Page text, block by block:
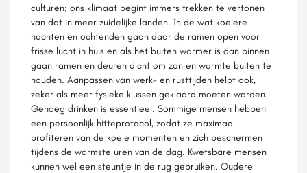
culturen; ons klimaat begint immers trekken te vertonen
van dat in meer zuidelijke landen. In de wat koelere
nachten en ochtenden gaan daar de ramen open voor
frisse lucht in huis en als het buiten warmer is dan binnen
gaan ramen en deuren dicht om zon en warmte buiten te
houden. Aanpassen van werk- en rusttijden helpt ook,
zeker als meer fysieke klussen geklaard moeten worden.
Genoeg drinken is essentieel. Sommige mensen hebben
een persoonlijk hitteprotocol, zodat ze maximaal
profiteren van de koele momenten en zich beschermen
tijdens de warmste uren van de dag. Kwetsbare mensen
kunnen wel een steuntje in de rug gebruiken. Oudere